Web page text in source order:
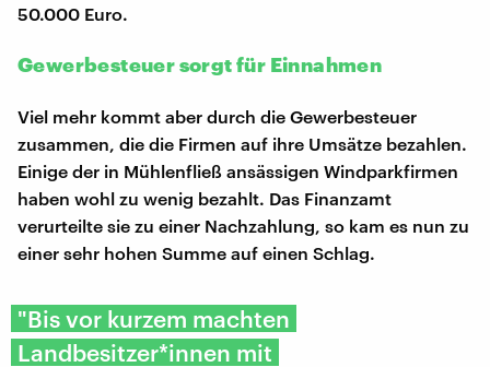
50.000 Euro.
Gewerbesteuer sorgt für Einnahmen
Viel mehr kommt aber durch die Gewerbesteuer
zusammen, die die Firmen auf ihre Umsätze bezahlen.
Einige der in Mühlenfließ ansässigen Windparkfirmen
haben wohl zu wenig bezahlt. Das Finanzamt
verurteilte sie zu einer Nachzahlung, so kam es nun zu
einer sehr hohen Summe auf einen Schlag.
"Bis vor kurzem machten
Landbesitzer*innen mit